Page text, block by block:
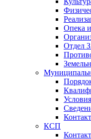
Опека
Отдел
КСП